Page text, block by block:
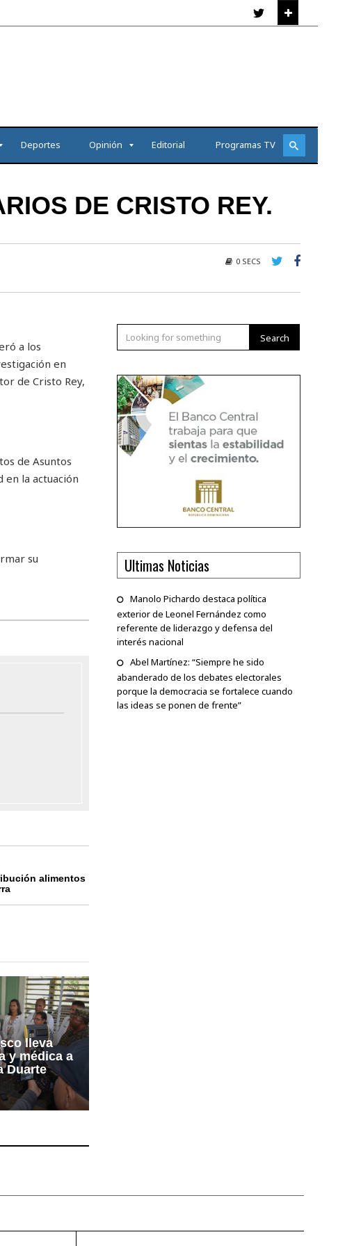
Deportes Opinión Editorial Programas TV
DE CRISTO REY.
0 SECS
a los
en
de Cristo Rey,
de Asuntos
la actuación
su
alimentos
lleva
y médica a
Duarte
Search
Ultimas Noticias
Manolo Pichardo destaca política
exterior de Leonel Fernández como
referente de liderazgo y defensa del
interés nacional
Abel Martínez: “Siempre he sido
abanderado de los debates electorales
porque la democracia se fortalece cuando
las ideas se ponen de frente”